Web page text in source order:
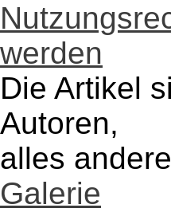
werden
Die Artikel
Autoren,
alles
Galerie